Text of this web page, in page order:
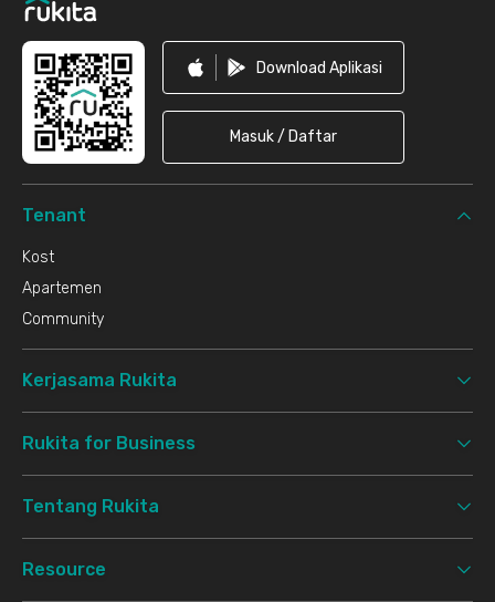
Download Aplikasi
Masuk / Daftar
Tenant
Kost
Apartemen
Community
Kerjasama Rukita
Rukita for Business
Tentang Rukita
Resource